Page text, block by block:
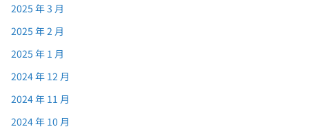
2025 年 3 月
2025 年 2 月
2025 年 1 月
2024 年 12 月
2024 年 11 月
2024 年 10 月